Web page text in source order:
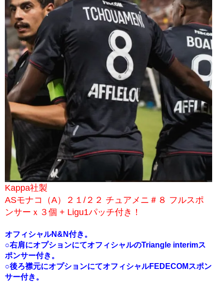
Kappa社製
ASモナコ（A）２１/２２ チュアメニ＃８ フルスポ
ンサーｘ３個 + Ligu1パッチ付き！
オフィシャルN&N付き。
○右肩にオプションにてオフィシャルのTriangle interimス
ポンサー付き。
○後ろ襟元にオプションにてオフィシャルFEDECOMスポン
サー付き。